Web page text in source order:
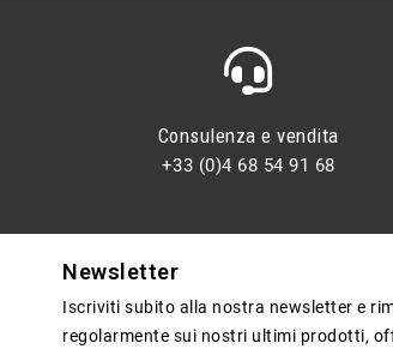
Consulenza e vendita
+33 (0)4 68 54 91 68
Newsletter
Iscriviti subito alla nostra newsletter e
regolarmente sui nostri ultimi prodotti,